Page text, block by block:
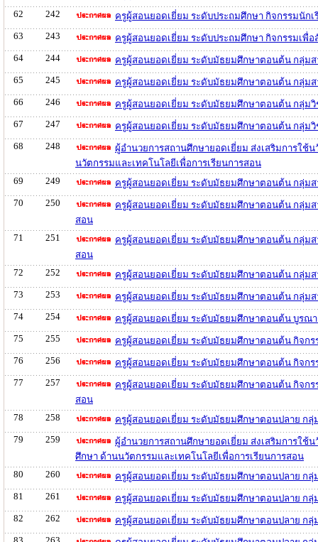
62
242
ครูผู้สอนยอดเยี่ยม ระดับประถมศึกษา กิจกรรมนัก
63
243
ครูผู้สอนยอดเยี่ยม ระดับประถมศึกษา กิจกรรมเพื่
64
244
ครูผู้สอนยอดเยี่ยม ระดับมัธยมศึกษาตอนต้น กลุ่มส
65
245
ครูผู้สอนยอดเยี่ยม ระดับมัธยมศึกษาตอนต้น กลุ่มส
66
246
ครูผู้สอนยอดเยี่ยม ระดับมัธยมศึกษาตอนต้น กลุ่มวิ
67
247
ครูผู้สอนยอดเยี่ยม ระดับมัธยมศึกษาตอนต้น กลุ่มวิ
68
248
ผู้อำนวยการสถานศึกษายอดเยี่ยม ส่งเสริมการใช้
นวัตกรรมและเทคโนโลยีเพื่อการเรียนการสอน
69
249
ครูผู้สอนยอดเยี่ยม ระดับมัธยมศึกษาตอนต้น กลุ่มส
70
250
ครูผู้สอนยอดเยี่ยม ระดับมัธยมศึกษาตอนต้น กลุ่มส
สอน
71
251
ครูผู้สอนยอดเยี่ยม ระดับมัธยมศึกษาตอนต้น กลุ่มส
สอน
72
252
ครูผู้สอนยอดเยี่ยม ระดับมัธยมศึกษาตอนต้น กลุ่มส
73
253
ครูผู้สอนยอดเยี่ยม ระดับมัธยมศึกษาตอนต้น กลุ่มส
74
254
ครูผู้สอนยอดเยี่ยม ระดับมัธยมศึกษาตอนต้น บูรณ
75
255
ครูผู้สอนยอดเยี่ยม ระดับมัธยมศึกษาตอนต้น กิจก
76
256
ครูผู้สอนยอดเยี่ยม ระดับมัธยมศึกษาตอนต้น กิจกร
77
257
ครูผู้สอนยอดเยี่ยม ระดับมัธยมศึกษาตอนต้น กิจกร
สอน
78
258
ครูผู้สอนยอดเยี่ยม ระดับมัธยมศึกษาตอนปลาย กลุ่
79
259
ผู้อำนวยการสถานศึกษายอดเยี่ยม ส่งเสริมการใช้
ศึกษา ด้านนวัตกรรมและเทคโนโลยีเพื่อการเรียนการสอน
80
260
ครูผู้สอนยอดเยี่ยม ระดับมัธยมศึกษาตอนปลาย กลุ่
81
261
ครูผู้สอนยอดเยี่ยม ระดับมัธยมศึกษาตอนปลาย กลุ่
82
262
ครูผู้สอนยอดเยี่ยม ระดับมัธยมศึกษาตอนปลาย กลุ่